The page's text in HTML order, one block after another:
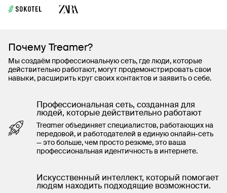
Почему Treamer?
Мы создаём профессиональную сеть, где люди, которые
действительно работают, могут продемонстрировать свои
навыки, расширить круг своих контактов и заявить о себе.
Профессиональная сеть, созданная для
людей, которые действительно работают
Treamer объединяет специалистов, работающих на
передовой, и работодателей в единую онлайн-сеть
— это больше, чем просто резюме, это ваша
профессиональная идентичность в интернете.
Искусственный интеллект, который помогает
людям находить подходящие возможности.